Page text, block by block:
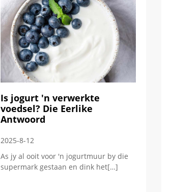
Is jogurt 'n verwerkte
voedsel? Die Eerlike
Antwoord
2025-8-12
As jy al ooit voor 'n jogurtmuur by die
supermark gestaan ​​en dink het[…]